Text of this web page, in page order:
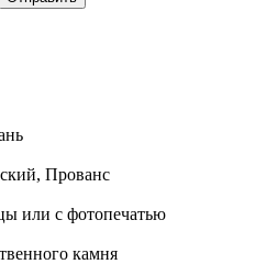
Прованс
или с фотопечатью
камня